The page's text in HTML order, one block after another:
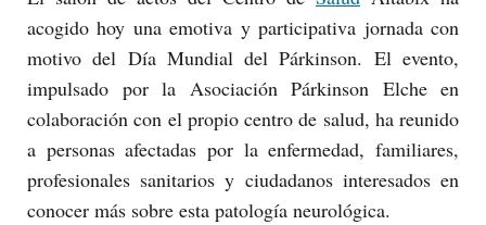
acogido hoy una emotiva y participativa jornada con
motivo del Día Mundial del Párkinson. El evento,
impulsado por la Asociación Párkinson Elche en
colaboración con el propio centro de salud, ha reunido
a personas afectadas por la enfermedad, familiares,
profesionales sanitarios y ciudadanos interesados en
conocer más sobre esta patología neurológica.